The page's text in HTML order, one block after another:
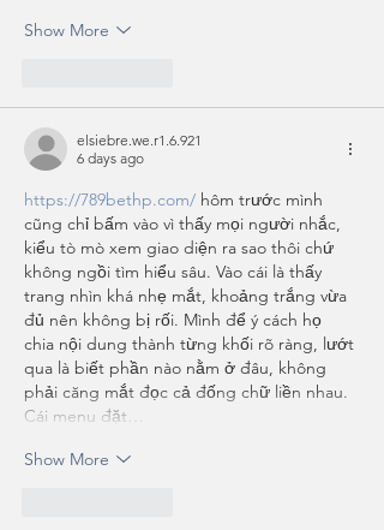
Show More
elsiebre.we.r1.6.921
6 days ago
https://789bethp.com/ hôm trước mình
cũng chỉ bấm vào vì thấy mọi người nhắc,
kiểu tò mò xem giao diện ra sao thôi chứ
không ngồi tìm hiểu sâu. Vào cái là thấy
trang nhìn khá nhẹ mắt, khoảng trắng vừa
đủ nên không bị rối. Mình để ý cách họ
chia nội dung thành từng khối rõ ràng, lướt
qua là biết phần nào nằm ở đâu, không
phải căng mắt đọc cả đống chữ liền nhau.
Cái menu đặt…
Show More